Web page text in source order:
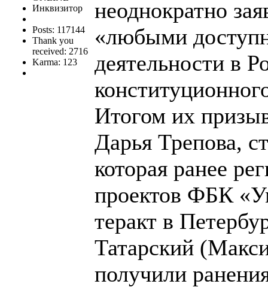
Инквизитор
Posts: 117144
Thank you
received: 2716
Karma: 123
неоднократно
«любыми
деятельности в
Итогом их
Дарья Трепова,
которая ранее
проектов ФБК
теракт в
Татарский
получили